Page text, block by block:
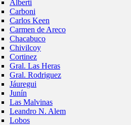
Alberti
Carboni
Carlos Keen
Carmen de Areco
Chacabuco
Chivilcoy
Cortinez
Gral. Las Heras
Gral. Rodriguez
Jáuregui
Junín
Las Malvinas
Leandro N. Alem
Lobos